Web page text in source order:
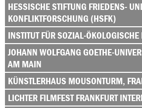
HESSISCHE STIFTUNG FRIEDENS-
KONFLIKTFORSCHUNG (HSFK)
INSTITUT FÜR SOZIAL-
JOHANN WOLFGANG GOETHE-
AM MAIN
KÜNSTLERHAUS MOUSONTURM,
LICHTER FILMFEST FRANKFURT